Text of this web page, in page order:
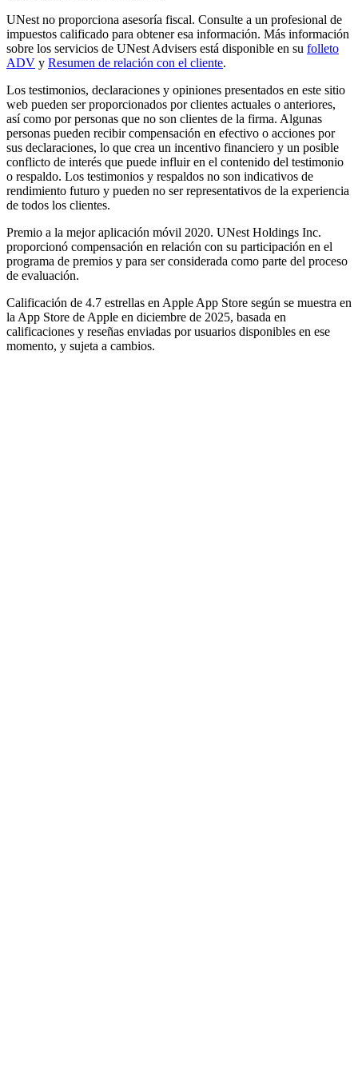
UNest no proporciona asesoría fiscal. Consulte a un profesional de
impuestos calificado para obtener esa información. Más información
sobre los servicios de UNest Advisers está disponible en su folleto
ADV y Resumen de relación con el cliente.
Los testimonios, declaraciones y opiniones presentados en este sitio
web pueden ser proporcionados por clientes actuales o anteriores,
así como por personas que no son clientes de la firma. Algunas
personas pueden recibir compensación en efectivo o acciones por
sus declaraciones, lo que crea un incentivo financiero y un posible
conflicto de interés que puede influir en el contenido del testimonio
o respaldo. Los testimonios y respaldos no son indicativos de
rendimiento futuro y pueden no ser representativos de la experiencia
de todos los clientes.
Premio a la mejor aplicación móvil 2020. UNest Holdings Inc.
proporcionó compensación en relación con su participación en el
programa de premios y para ser considerada como parte del proceso
de evaluación.
Calificación de 4.7 estrellas en Apple App Store según se muestra en
la App Store de Apple en diciembre de 2025, basada en
calificaciones y reseñas enviadas por usuarios disponibles en ese
momento, y sujeta a cambios.